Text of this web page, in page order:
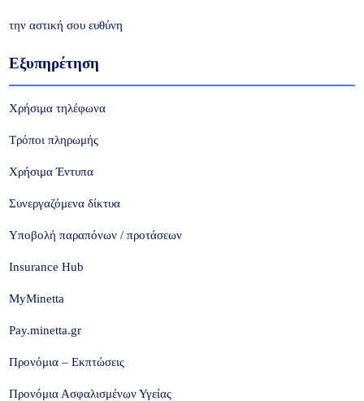
την αστική σου ευθύνη
Εξυπηρέτηση
Χρήσιμα τηλέφωνα
Τρόποι πληρωμής
Χρήσιμα Έντυπα
Συνεργαζόμενα δίκτυα
Υποβολή παραπόνων / προτάσεων
Insurance Hub
MyMinetta
Pay.minetta.gr
Προνόμια – Εκπτώσεις
Προνόμια Ασφαλισμένων Υγείας